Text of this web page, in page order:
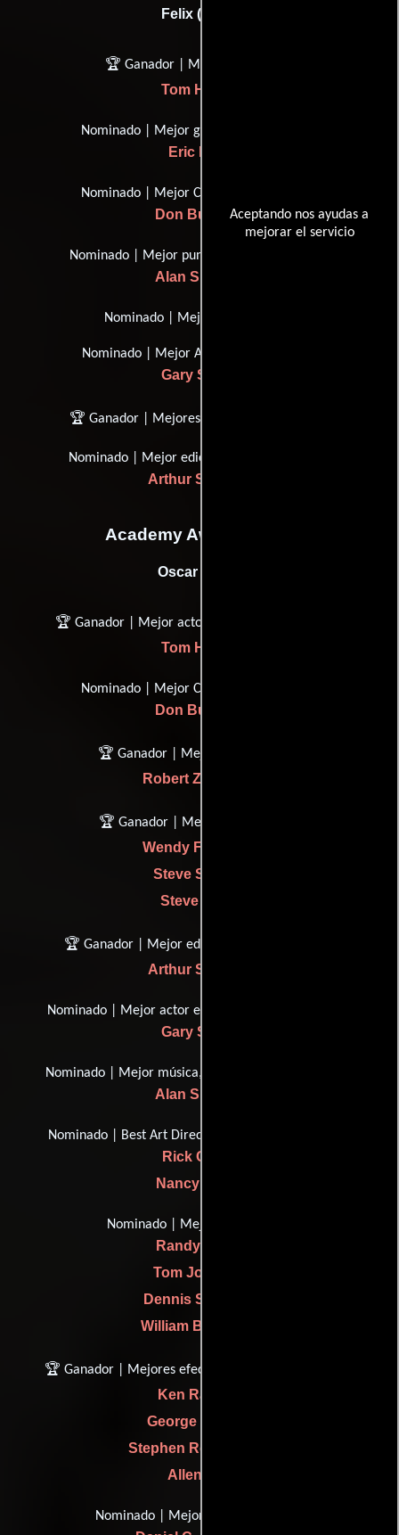
Aceptando nos ayudas a
mejorar el servicio
Felix (2015)
🏆 Ganador | Mejor Actor
Tom Hanks
Nominado | Mejor guión adaptado
Eric Roth
Nominado | Mejor Cinematografía
Don Burgess
Nominado | Mejor puntuación original
Alan Silvestri
Nominado | Mejor imagen
Nominado | Mejor Actor de Apoyo
Gary Sinise
🏆 Ganador | Mejores efectos visuales
Nominado | Mejor edición de películas
Arthur Schmidt
Academy Awards, USA
Oscar (1995)
🏆 Ganador | Mejor actor en un papel líder
Tom Hanks
Nominado | Mejor Cinematografía
Don Burgess
🏆 Ganador | Mejor director
Robert Zemeckis
🏆 Ganador | Mejor imagen
Wendy Finerman
Steve Starkey
Steve Tisch
🏆 Ganador | Mejor edición de películas
Arthur Schmidt
Nominado | Mejor actor en un papel de apoyo
Gary Sinise
Nominado | Mejor música, Puntuación original
Alan Silvestri
Nominado | Best Art Direction-Set Decoración
Rick Carter
Nancy Haigh
Nominado | Mejor sonido
Randy Thom
Tom Johnson
Dennis S. Sands
William B. Kaplan
🏆 Ganador | Mejores efectos, efectos visuales
Ken Ralston
George Murphy
Stephen Rosenbaum
Allen Hall
Nominado | Mejor maquillaje